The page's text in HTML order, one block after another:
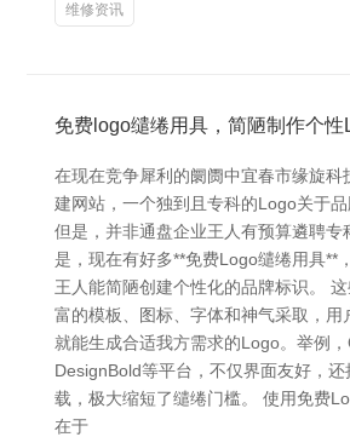
维修资讯
免费logo缱绻用具，简陋制作个性
在现在竞争犀利的阛阓中宜春市缘旋科
建网站，一个独到且专科的Logo关于品
但是，并非通盘企业王人有预算遴聘专
是，现在有好多**免费Logo缱绻用具**
王人能简陋创建个性化的品牌标识。
富的模板、图标、字体和神气采取，用
就能生成合适我方需求的Logo。举例，
DesignBold等平台，不仅界面友好，
载，极大缩短了缱绻门槛。 使用免费
在于